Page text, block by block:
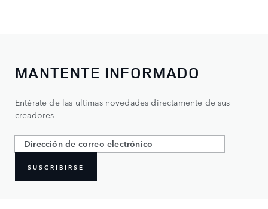
MANTENTE INFORMADO
Entérate de las ultimas novedades directamente de sus
creadores
SUSCRIBIRSE